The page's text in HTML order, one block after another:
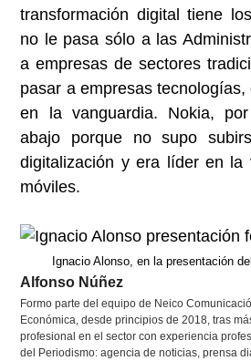
transformación digital tiene
no le pasa sólo a las
a empresas de sectores
pasar a empresas
en la vanguardia. Nokia,
abajo porque no supo
digitalización y era líder en la
móviles.
Ignacio Alonso, en la presentación
Alfonso Núñez
Formo parte del equipo de Neico
Económica, desde principios de 2018, tras
profesional en el sector con experiencia
del Periodismo: agencia de noticias, prensa